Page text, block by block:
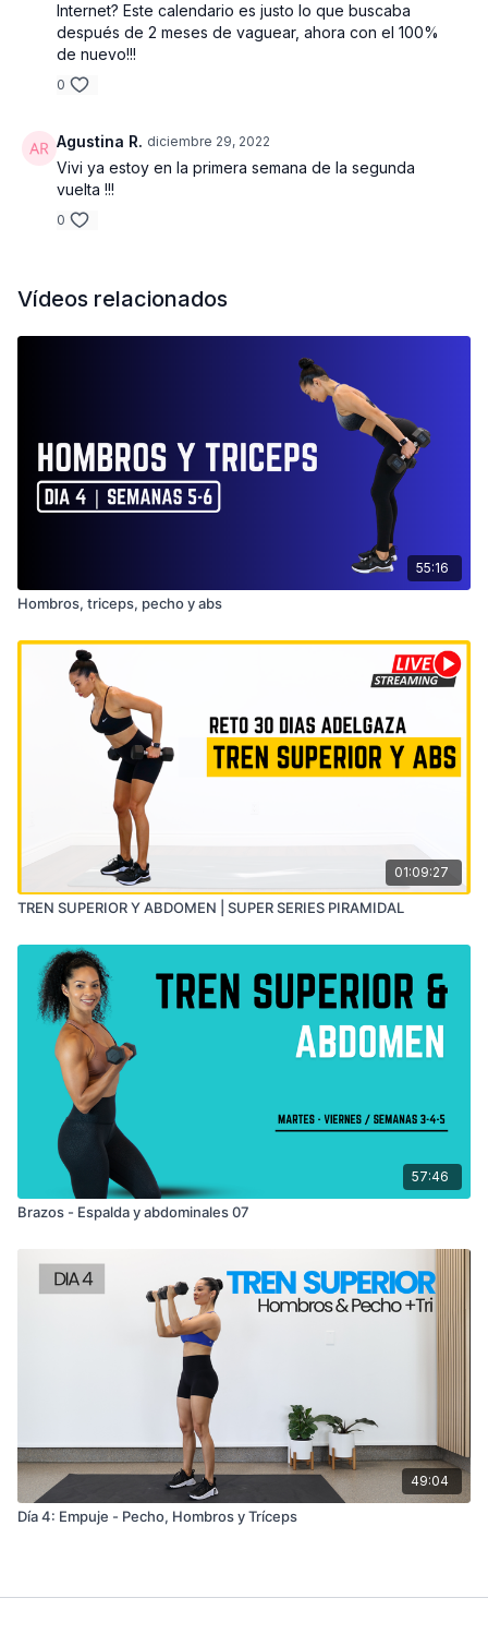
Internet? Este calendario es justo lo que buscaba
después de 2 meses de vaguear, ahora con el 100%
de nuevo!!!
0
Agustina R. diciembre 29, 2022
Vivi ya estoy en la primera semana de la segunda
vuelta !!!
0
Vídeos relacionados
55:16
Hombros, triceps, pecho y abs
01:09:27
TREN SUPERIOR Y ABDOMEN | SUPER SERIES PIRAMIDAL
57:46
Brazos - Espalda y abdominales 07
49:04
Día 4: Empuje - Pecho, Hombros y Tríceps